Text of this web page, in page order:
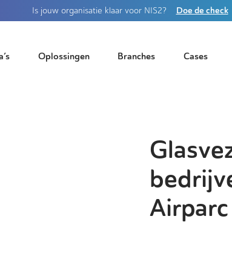
Is jouw organisatie klaar voor NIS2? Doe de check
Oplossingen Branches Cases
Airparc